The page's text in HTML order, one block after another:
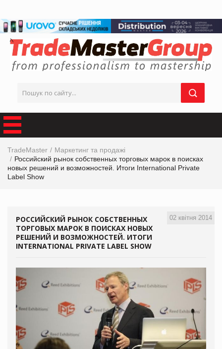
TradeMaster
Маркетинг та продажі
Российский рынок собственных торговых марок в поисках
новых решений и возможностей. Итоги International Private
Label Show
02 квітня 2014
РОССИЙСКИЙ РЫНОК СОБСТВЕННЫХ
ТОРГОВЫХ МАРОК В ПОИСКАХ НОВЫХ
РЕШЕНИЙ И ВОЗМОЖНОСТЕЙ. ИТОГИ
INTERNATIONAL PRIVATE LABEL SHOW